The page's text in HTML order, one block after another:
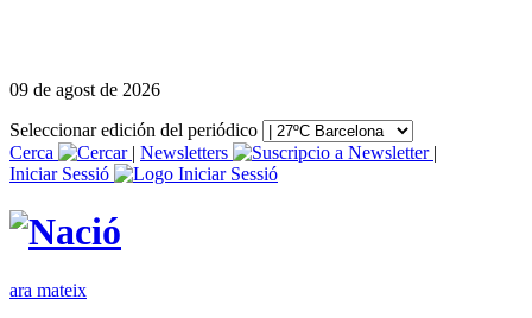
09 de agost de 2026
Seleccionar edición del periódico
Cerca
| Newsletters
|
Iniciar Sessió
ara mateix